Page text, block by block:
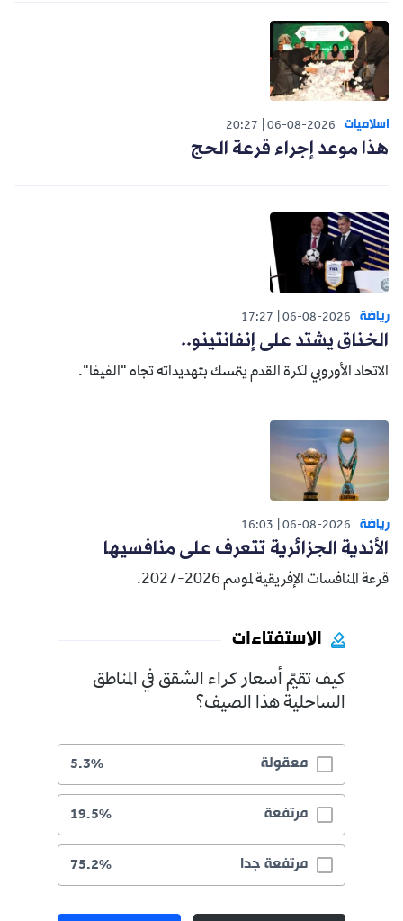
اسلاميات 06-08-2026
20:27
هذا موعد إجراء قرعة الحج
رياضة 06-08-2026
17:27
الخناق يشتد على إنفانتينو..
الاتحاد الأوروبي لكرة القدم يتمسك بتهديداته تجاه "الفيفا".
رياضة 06-08-2026
16:03
الأندية الجزائرية تتعرف على منافسيها
قرعة المنافسات الإفريقية لموسم 2026-2027.
الاستفتاءات
كيف تقيّم أسعار كراء الشقق في المناطق
الساحلية هذا الصيف؟
معقولة 5.3%
مرتفعة 19.5%
مرتفعة جدا 75.2%